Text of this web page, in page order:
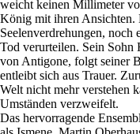
weicht keinen Millimeter
König mit ihren Ansichten.
Seelenverdrehungen, noch
Tod verurteilen. Sein
von Antigone, folgt seiner
entleibt sich aus Trauer.
Welt nicht mehr verstehen
Umständen verzweifelt.
Das hervorragende